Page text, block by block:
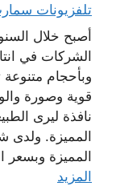
تلفزيونات
أصبح خلال
الشركات في
قوية وصورة
نافذة ليرى
المميزة.
المميزة وبسعر
المزيد